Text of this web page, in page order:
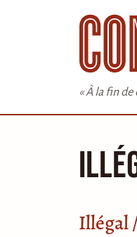
« À la fin
Illégal